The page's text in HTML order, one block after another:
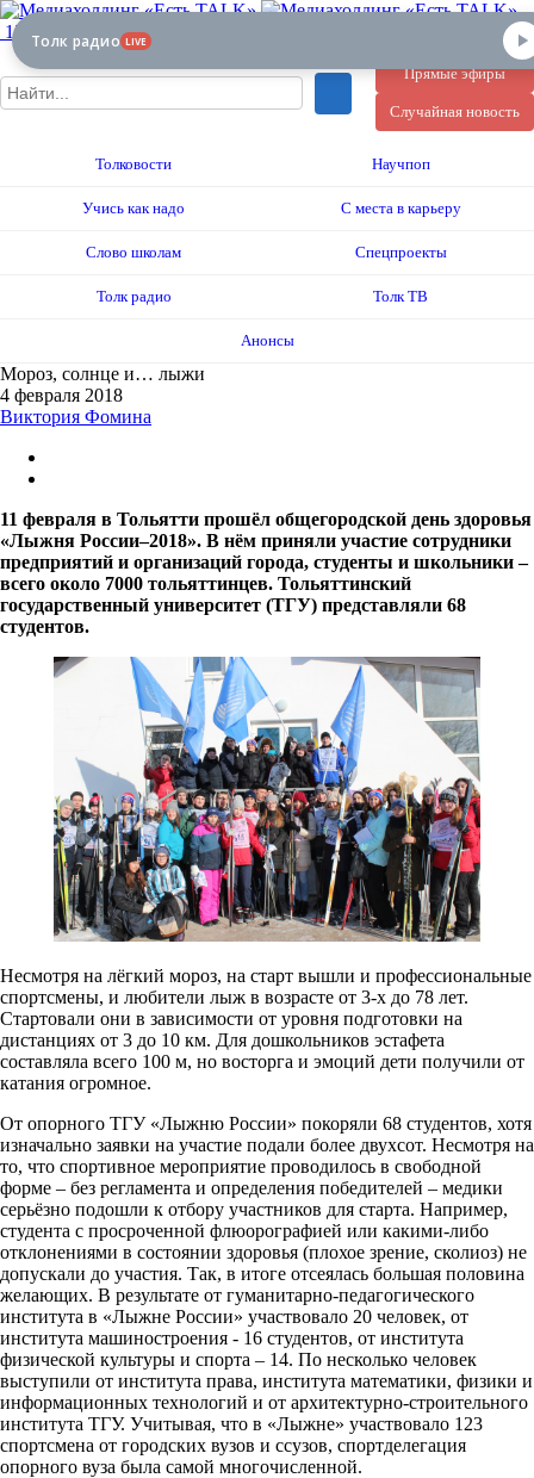
12+
Прямые эфиры
Случайная новость
Толковости Научпоп
Учись как надо С места в карьеру
Слово школам Спецпроекты
Толк радио Толк ТВ
Анонсы
Мороз, солнце и… лыжи
4 февраля 2018
Виктория Фомина
11 февраля в Тольятти прошёл общегородской день здоровья
«Лыжня России–2018». В нём приняли участие сотрудники
предприятий и организаций города, студенты и школьники –
всего около 7000 тольяттинцев. Тольяттинский
государственный университет (ТГУ) представляли 68
студентов.
Несмотря на лёгкий мороз, на старт вышли и профессиональные
спортсмены, и любители лыж в возрасте от 3-х до 78 лет.
Стартовали они в зависимости от уровня подготовки на
дистанциях от 3 до 10 км. Для дошкольников эстафета
составляла всего 100 м, но восторга и эмоций дети получили от
катания огромное.
От опорного ТГУ «Лыжню России» покоряли 68 студентов, хотя
изначально заявки на участие подали более двухсот. Несмотря на
то, что спортивное мероприятие проводилось в свободной
форме – без регламента и определения победителей – медики
серьёзно подошли к отбору участников для старта. Например,
студента с просроченной флюорографией или какими-либо
отклонениями в состоянии здоровья (плохое зрение, сколиоз) не
допускали до участия. Так, в итоге отсеялась большая половина
желающих. В результате от гуманитарно-педагогического
института в «Лыжне России» участвовало 20 человек, от
института машиностроения - 16 студентов, от института
физической культуры и спорта – 14. По несколько человек
выступили от института права, института математики, физики и
информационных технологий и от архитектурно-строительного
института ТГУ. Учитывая, что в «Лыжне» участвовало 123
спортсмена от городских вузов и ссузов, спортделегация
опорного вуза была самой многочисленной.
Толк радио LIVE